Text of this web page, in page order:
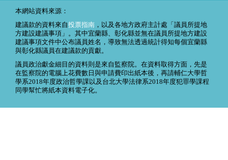
本網站資料來源：
建議款的資料來自投票指南 ，以及各地方政府主計處「議員所提地
方建設建議事項」。其中宜蘭縣、彰化縣並無在議員所提地方建設
建議事項文件中公布議員姓名，導致無法透過統計得知每個宜蘭縣
與彰化縣議員在建議款的貢獻。
議員政治獻金細目的資料則是來自監察院。在資料取得方面，先是
在監察院的電腦上花費數日與申請費印出紙本後，再請輔仁大學哲
學系2018年度政治哲學課以及台北大學法律系2018年度犯罪學課程
同學幫忙將紙本資料電子化。